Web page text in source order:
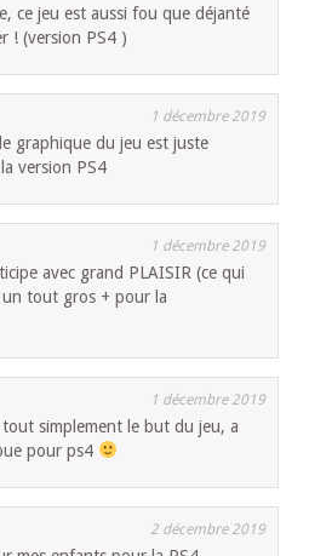
ce jeu est aussi fou que déjanté
! (version PS4 )
1 décembre 2019
graphique du jeu est juste
version PS4
1 décembre 2019
avec grand PLAISIR (ce qui
un tout gros + pour la
1 décembre 2019
tout simplement le but du jeu, a
pour ps4
2 décembre 2019